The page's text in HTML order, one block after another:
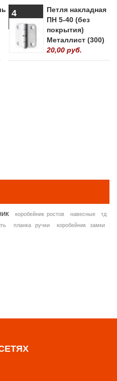
4
Петля накладная
ПН 5-40 (без
покрытия)
Металлист (300)
20,00 руб.
коробейник ростов навесные
тд
планка ручки
коробейник замки